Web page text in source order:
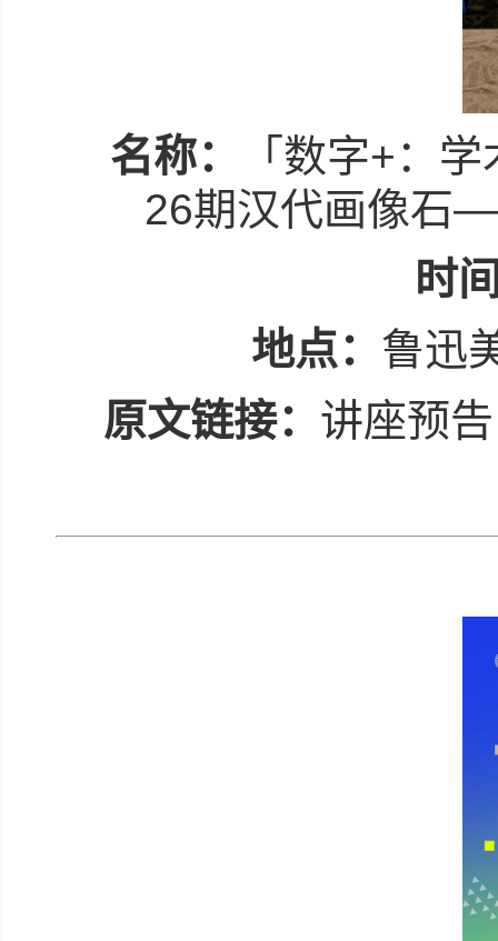
名称：
「数字+：
26期汉代画像石
时
地点： 鲁迅
原文链接： 讲座预